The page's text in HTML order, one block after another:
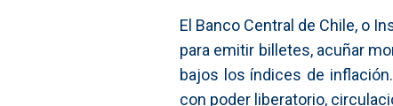
El Banco Central de Chile, o
para emitir billetes, acuñar
bajos los índices de
con poder liberatorio,